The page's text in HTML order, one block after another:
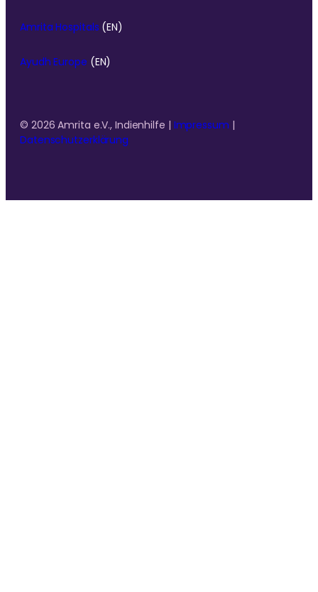
Amrita Hospitals (EN)
Ayudh Europe (EN)
© 2026 Amrita e.V., Indienhilfe | Impressum |
Datenschutzerklärung